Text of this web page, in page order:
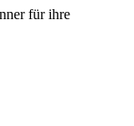
für ihre